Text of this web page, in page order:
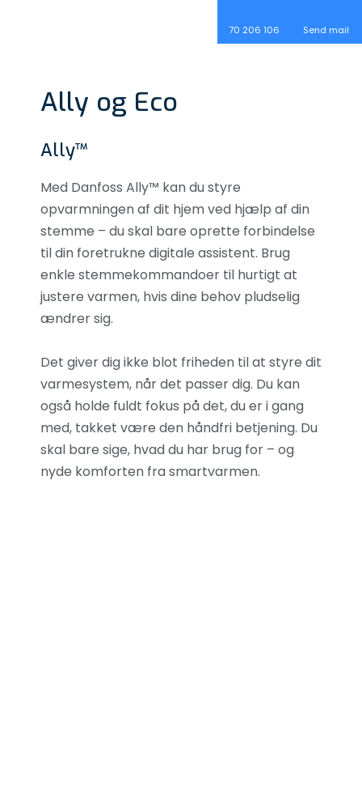
​70 206 106​ Send mail
​Ally og Eco
​Ally™
​Med Danfoss Ally™ kan du styre
opvarmningen af dit hjem ved hjælp af din
stemme – du skal bare oprette forbindelse
til din foretrukne digitale assistent. Brug
enkle stemmekommandoer til hurtigt at
justere varmen, hvis dine behov pludselig
ændrer sig.
Det giver dig ikke blot friheden til at styre dit
varmesystem, når det passer dig. Du kan
også holde fuldt fokus på det, du er i gang
med, takket være den håndfri betjening. Du
skal bare sige, hvad du har brug for – og
nyde komforten fra smartvarmen.